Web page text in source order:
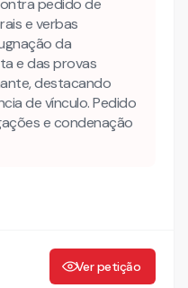
Coletivas de Trabalho
do Trabalho
de Trabalho
Assédio Moral
do trabalho
ARTIFICIAL!
pedido de
e verbas
da
e das provas
destacando
de vínculo. Pedido
e condenação
Ver petição